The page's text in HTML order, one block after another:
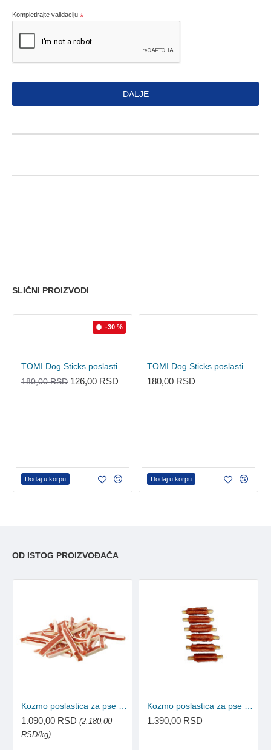
Kompletirajte validaciju
DALJE
SLIČNI PROIZVODI
-30 %
180,00 RSD 126,00 RSD
Dodaj u korpu
180,00 RSD
Dodaj u korpu
OD ISTOG PROIZVOĐAČA
1.090,00 RSD (2.180,00
RSD/kg)
1.390,00 RSD